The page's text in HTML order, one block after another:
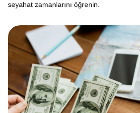
seyahat zamanlarını öğrenin.